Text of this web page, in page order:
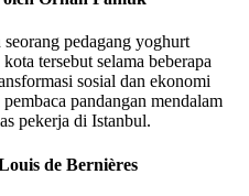
pedagang yoghurt
tersebut selama beberapa
sosial dan ekonomi
pandangan mendalam
pekerja di Istanbul.
de Bernières